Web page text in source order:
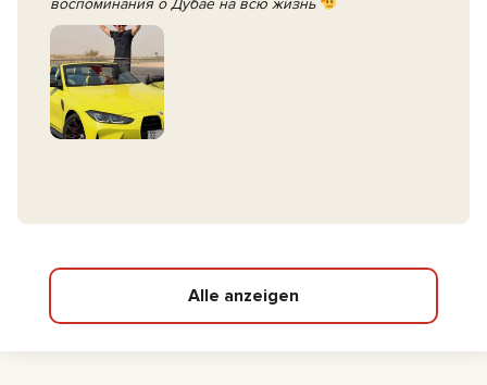
Alle anzeigen